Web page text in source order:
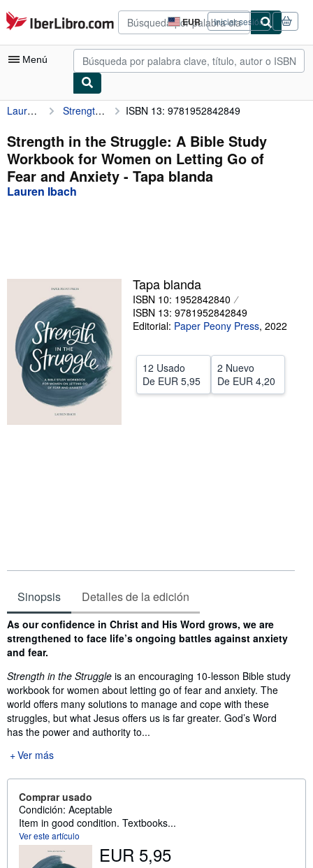
Pasar al contenido principal
IberLibro.com EUR
Preferencias
de
compra
del
Iniciar sesión
Menú
Mi cuenta
Consultar mis pedidos
Búsqueda avanzada
Colecciones
Comenzar a vender
Ayuda
CERRAR
Lauren Ibach Strength in the Struggle: A Bible Study Workbook for Women on Letting Go of Fear and Anxiety ISBN 13: 9781952842849
Strength in the Struggle: A Bible Study
Workbook for Women on Letting Go of
Fear and Anxiety - Tapa blanda
Lauren Ibach
Tapa blanda
ISBN 10: 1952842840
ISBN 13: 9781952842849
Editorial: Paper Peony Press, 2022
12 Usado
De EUR 5,95
2 Nuevo
De EUR 4,20
Sinopsis Detalles de la edición
Sinopsis
As our confidence in Christ and His Word grows, we are
strengthened to face life’s ongoing battles against anxiety
and fear.
Strength in the Struggle is an encouraging 10-lesson Bible study
workbook for women about letting go of fear and anxiety. The
world offers many solutions to manage and cope with these
struggles, but what Jesus offers us is far greater. God’s Word
has the power and authority to...
Ver más
Comprar usado
Condición: Aceptable
Item in good condition. Textbooks...
Ver este artículo
EUR 5,95